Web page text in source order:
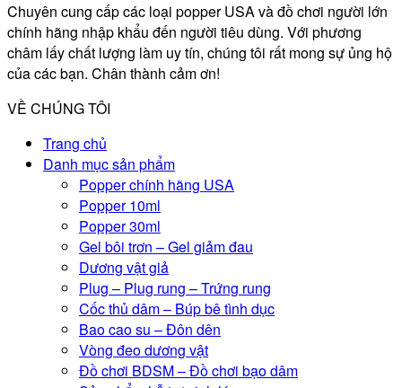
Chuyên cung cấp các loại popper USA và đồ chơi người lớn
chính hãng nhập khẩu đến người tiêu dùng. Với phương
châm lấy chất lượng làm uy tín, chúng tôi rất mong sự ủng hộ
của các bạn. Chân thành cảm ơn!
VỀ CHÚNG TÔI
Trang chủ
Danh mục sản phẩm
Popper chính hãng USA
Popper 10ml
Popper 30ml
Gel bôi trơn – Gel giảm đau
Dương vật giả
Plug – Plug rung – Trứng rung
Cốc thủ dâm – Búp bê tình dục
Bao cao su – Đôn dên
Vòng đeo dương vật
Đồ chơi BDSM – Đồ chơi bạo dâm